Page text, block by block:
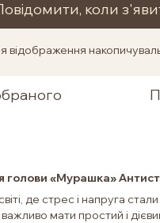
коли
відображення
голови «Мурашка»
де стрес і напруга
мати простий і